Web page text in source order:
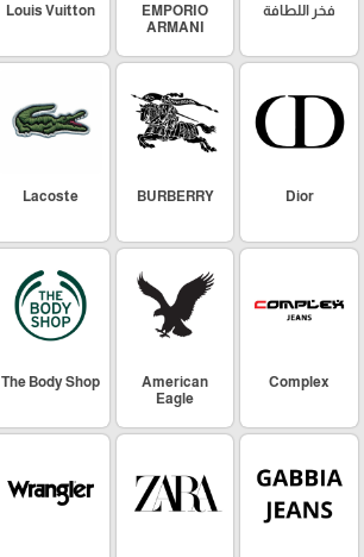
فخر اللطافة
EMPORIO
ARMANI
Louis Vuitton
Dior
BURBERRY
Lacoste
Complex
American
Eagle
The Body Shop